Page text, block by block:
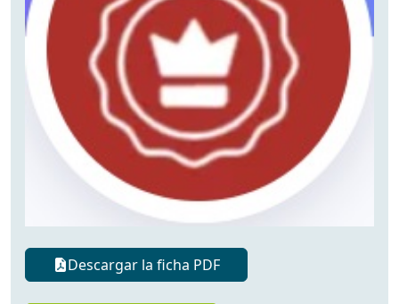
Descargar la ficha PDF